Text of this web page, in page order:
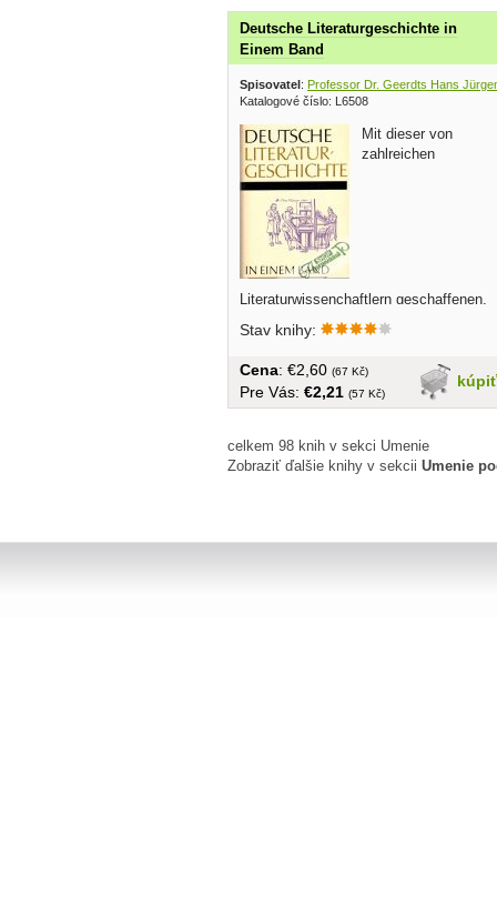
Deutsche Literaturgeschichte in
Einem Band
Spisovatel : Professor Dr. Geerdts Hans
Katalogové číslo: L6508
Mit dieser von
zahlreichen
Literaturwissenchaftlern geschaffenen,
zumeist in Arbeitsgemeinschaften
entwickelten einbändigen Geschichte
Anfängen...
Stav knihy:
kúpiť
Cena: €2,60 (67 Kč)
Pre Vás: €2,21 (57 Kč)
celkem 98 knih v sekci Umenie
Zobraziť ďalšie knihy v sekcii Umenie